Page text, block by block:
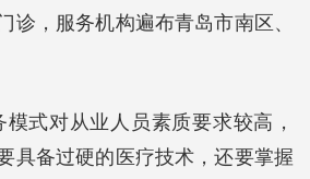
诊，服务机构遍布青岛市南区、
式对从业人员素质要求较高，
具备过硬的医疗技术，还要掌握